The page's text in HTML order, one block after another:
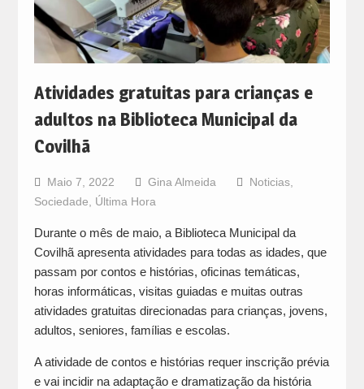
Atividades gratuitas para crianças e
adultos na Biblioteca Municipal da
Covilhã
Maio 7, 2022 Gina Almeida Noticias,
Sociedade
Última Hora
Durante o mês de maio, a Biblioteca Municipal da
Covilhã apresenta atividades para todas as idades, que
passam por contos e histórias, oficinas temáticas,
horas informáticas, visitas guiadas e muitas outras
atividades gratuitas direcionadas para crianças, jovens,
adultos, seniores, famílias e escolas.
A atividade de contos e histórias requer inscrição prévia
e vai incidir na adaptação e dramatização da história